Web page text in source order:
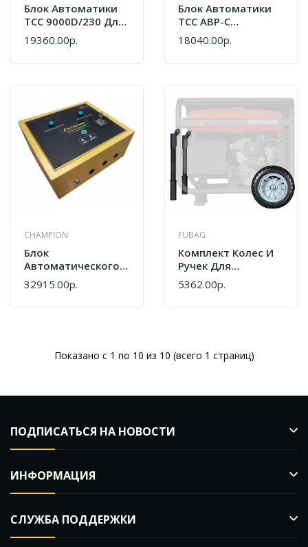
Блок Автоматики
ТСС 9000D/230 Для
Дизельных
Генераторов 7-
19360.00р.
Блок Автоматики
ТСС АВР-С
8000/230/400
190099
18040.00р.
CHAMPION
Блок
Автоматического
Включения
Champion ATS
32915.00р.
FUBAG
Комплект Колес И
Ручек Для
Электростанций
FUBAG 838765
5362.00р.
Показано с 1 по 10 из 10 (всего 1 страниц)
ПОДПИСАТЬСЯ НА НОВОСТИ
ИНФОРМАЦИЯ
СЛУЖБА ПОДДЕРЖКИ